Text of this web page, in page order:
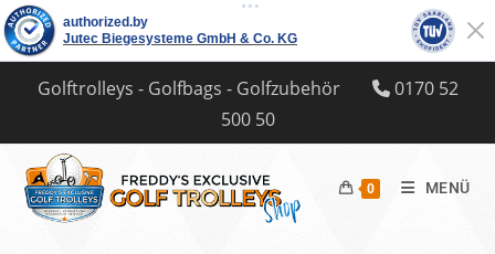
InhaltGolftrolleys - Golfbags - Golfzubehör
0170 52
500 50
0 MENÜ